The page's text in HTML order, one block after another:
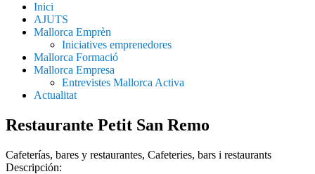
Inici
AJUTS
Mallorca Emprèn
Iniciatives emprenedores
Mallorca Formació
Mallorca Empresa
Entrevistes Mallorca Activa
Actualitat
Restaurante Petit San Remo
Cafeterías, bares y restaurantes, Cafeteries, bars i restaurants
Descripción: